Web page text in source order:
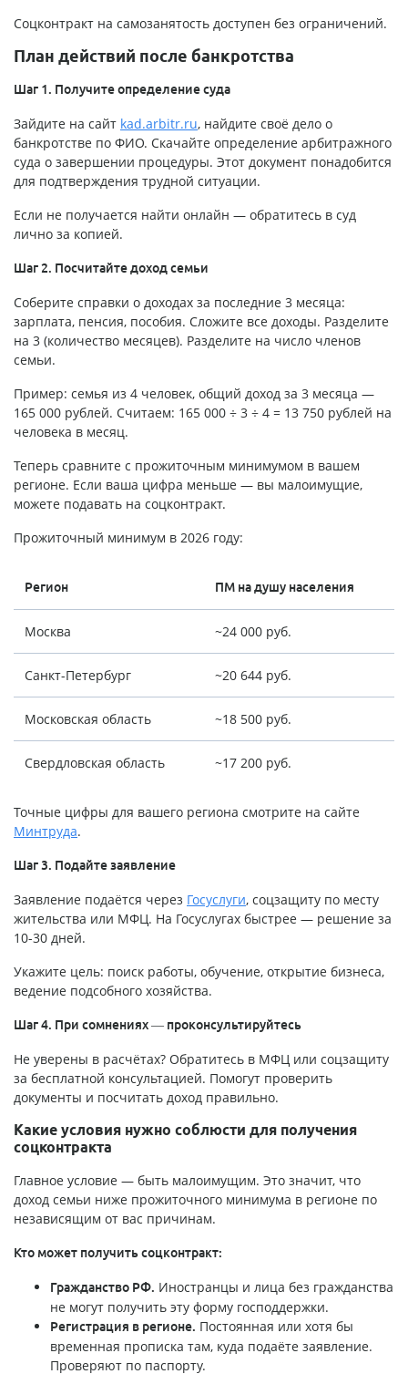
Соцконтракт на самозанятость доступен без ограничений.
План действий после банкротства
Шаг 1. Получите определение суда
Зайдите на сайт kad.arbitr.ru, найдите своё дело о
банкротстве по ФИО. Скачайте определение арбитражного
суда о завершении процедуры. Этот документ понадобится
для подтверждения трудной ситуации.
Если не получается найти онлайн — обратитесь в суд
лично за копией.
Шаг 2. Посчитайте доход семьи
Соберите справки о доходах за последние 3 месяца:
зарплата, пенсия, пособия. Сложите все доходы. Разделите
на 3 (количество месяцев). Разделите на число членов
семьи.
Пример: семья из 4 человек, общий доход за 3 месяца —
165 000 рублей. Считаем: 165 000 ÷ 3 ÷ 4 = 13 750 рублей на
человека в месяц.
Теперь сравните с прожиточным минимумом в вашем
регионе. Если ваша цифра меньше — вы малоимущие,
можете подавать на соцконтракт.
Прожиточный минимум в 2026 году:
Регион ПМ на душу населения
Москва ~24 000 руб.
Санкт-Петербург ~20 644 руб.
Московская область ~18 500 руб.
Свердловская область ~17 200 руб.
Точные цифры для вашего региона смотрите на сайте
Минтруда.
Шаг 3. Подайте заявление
Заявление подаётся через Госуслуги, соцзащиту по месту
жительства или МФЦ. На Госуслугах быстрее — решение за
10-30 дней.
Укажите цель: поиск работы, обучение, открытие бизнеса,
ведение подсобного хозяйства.
Шаг 4. При сомнениях — проконсультируйтесь
Не уверены в расчётах? Обратитесь в МФЦ или соцзащиту
за бесплатной консультацией. Помогут проверить
документы и посчитать доход правильно.
Какие условия нужно соблюсти для получения
соцконтракта
Главное условие — быть малоимущим. Это значит, что
доход семьи ниже прожиточного минимума в регионе по
независящим от вас причинам.
Кто может получить соцконтракт:
Гражданство РФ. Иностранцы и лица без гражданства
не могут получить эту форму господдержки.
Регистрация в регионе. Постоянная или хотя бы
временная прописка там, куда подаёте заявление.
Проверяют по паспорту.